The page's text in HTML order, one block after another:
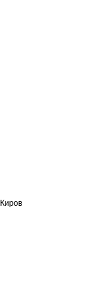
Киров